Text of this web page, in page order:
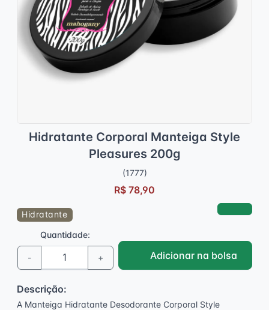
Hidratante Corporal Manteiga Style
Pleasures 200g
(1777)
R$ 78,90
Hidratante
Quantidade:
- + Adicionar na bolsa
Descrição:
A Manteiga Hidratante Desodorante Corporal Style